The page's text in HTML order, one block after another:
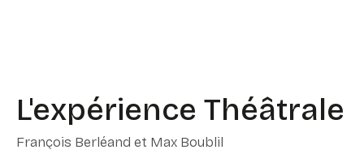
L'expérience Théâtrale
François Berléand et Max Boublil